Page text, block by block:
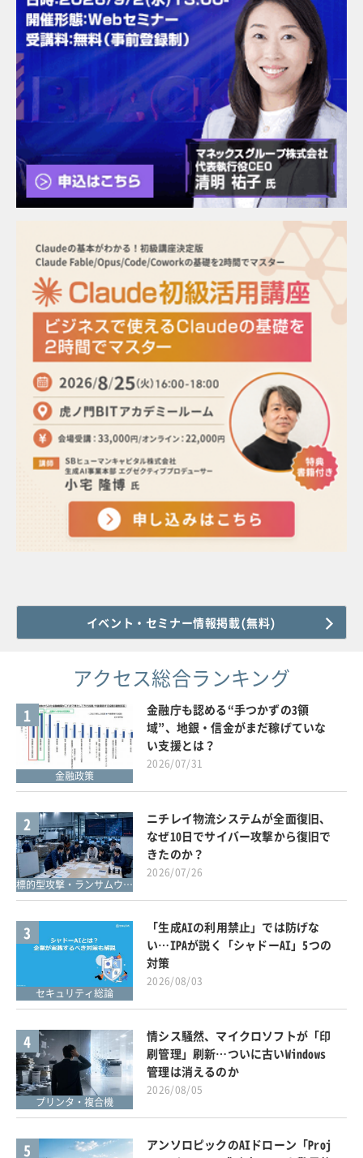
イベント・セミナー情報掲載(無料)
アクセス総合ランキング
1
金融政策
金融庁も認める“手つかずの3領
域”、地銀・信金がまだ稼げていな
い支援とは？
2026/07/31
2
標的型攻撃・ランサムウェア対策
ニチレイ物流システムが全面復旧、
なぜ10日でサイバー攻撃から復旧で
きたのか？
2026/07/26
3
セキュリティ総論
「生成AIの利用禁止」では防げな
い…IPAが説く「シャドーAI」5つの
対策
2026/08/03
4
プリンタ・複合機
情シス騒然、マイクロソフトが「印
刷管理」刷新…ついに古いWindows
管理は消えるのか
2026/08/05
5
アンソロピックのAIドローン「Proj